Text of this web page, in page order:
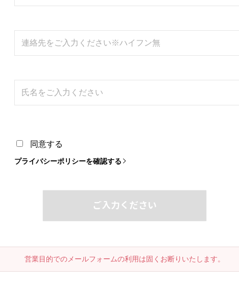
同意する
プライバシーポリシーを確認する
ご入力ください
営業目的でのメールフォームの利用は固くお断りいたします。